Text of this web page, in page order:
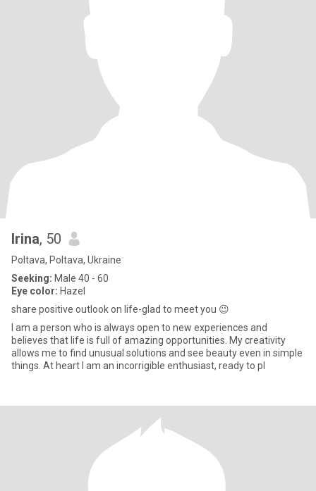
Irina, 50
Poltava, Poltava, Ukraine
Seeking: Male 40 - 60
Eye color: Hazel
share positive outlook on life-glad to meet you 😉
I am a person who is always open to new experiences and
believes that life is full of amazing opportunities. My creativity
allows me to find unusual solutions and see beauty even in simple
things. At heart I am an incorrigible enthusiast, ready to pl